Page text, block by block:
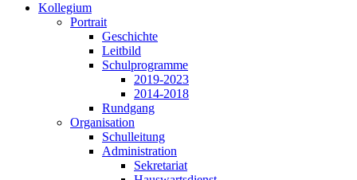
Kollegium
Portrait
Geschichte
Leitbild
Schulprogramme
2019-2023
2014-2018
Rundgang
Organisation
Schulleitung
Administration
Sekretariat